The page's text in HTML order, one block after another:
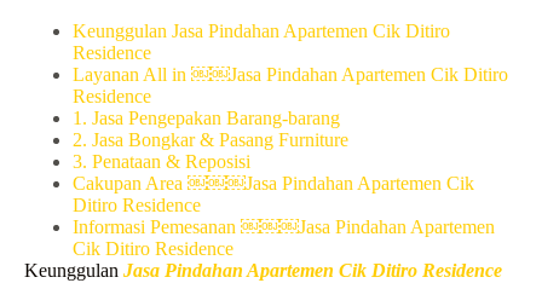
Keunggulan Jasa Pindahan Apartemen Cik Ditiro
Residence
Layanan All in ￼￼Jasa Pindahan Apartemen Cik Ditiro
Residence
1. Jasa Pengepakan Barang-barang
2. Jasa Bongkar & Pasang Furniture
3. Penataan & Reposisi
Cakupan Area ￼￼￼Jasa Pindahan Apartemen Cik
Ditiro Residence
Informasi Pemesanan ￼￼￼Jasa Pindahan Apartemen
Cik Ditiro Residence
Keunggulan Jasa Pindahan Apartemen Cik Ditiro Residence